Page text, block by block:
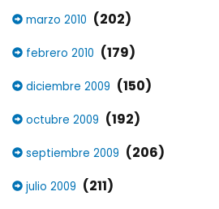
marzo 2010 (202)
febrero 2010 (179)
diciembre 2009 (150)
octubre 2009 (192)
septiembre 2009 (206)
julio 2009 (211)